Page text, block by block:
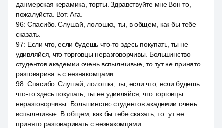
данмерская керамика, торты. Здравствуйте мне Вон то,
пожалуйста. Вот. Ага.
96: Спасибо. Слушай, лолошка, ты, в общем, как бы тебе
сказать.
97: Если что, если будешь что-то здесь покупать, ты не
удивляйся, что торговцы неразговорчивы. Большинство
студентов академии очень вспыльчивые, то тут не принято
разговаривать с незнакомцами.
98: Спасибо. Слушай, лолошка, ты, если что, если будешь
что-то здесь покупать, ты не удивляйся, что торговцы
неразговорчивы. Большинство студентов академии очень
вспыльчивые. В общем, как бы тебе сказать, то тут не
принято разговаривать с незнакомцами.